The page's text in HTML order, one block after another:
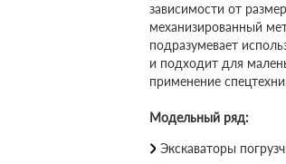
зависимости от
механизированный
подразумевает
и подходит для
применение
Модельный ряд:
Экскаваторы